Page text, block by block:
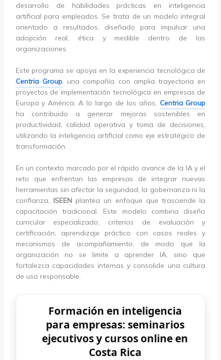
desarrollo de habilidades prácticas en inteligencia
artificial para empleados. Se trata de un modelo integral
orientado a resultados, diseñado para impulsar una
adopción real, ética y medible dentro de las
organizaciones.
Este programa se apoya en la experiencia tecnológica de
Centria Group, una compañía con amplia trayectoria en
proyectos de implementación tecnológica en empresas de
Europa y América. A lo largo de los años, Centria Group
ha contribuido a generar mejoras sostenibles en
productividad, calidad operativa y toma de decisiones,
utilizando la inteligencia artificial como eje estratégico de
transformación.
En un contexto marcado por el rápido avance de la IA y el
reto que enfrentan las empresas de integrar nuevas
herramientas sin afectar la seguridad, la gobernanza ni la
confianza, ISEENplantea un enfoque que trasciende la
capacitación tradicional. Este modelo combina diseño
curricular especializado, criterios de evaluación y
certificación, aprendizaje práctico con casos reales y
mecanismos de acompañamiento, de modo que la
organización no se limite a aprender IA, sino que
fortalezca capacidades internas y consolide una cultura
de uso responsable.
Formación en inteligencia
para empresas: seminarios
ejecutivos y cursos online en
Costa Rica